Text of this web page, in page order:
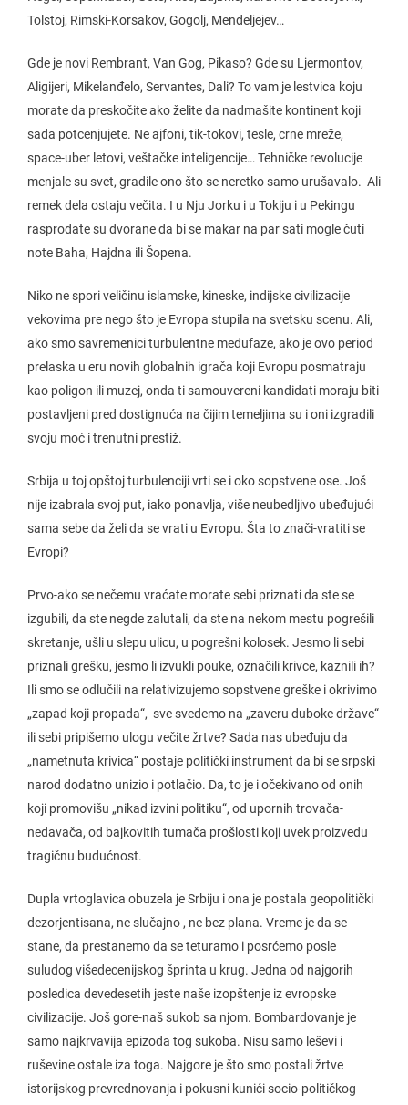
Tolstoj, Rimski-Korsakov, Gogolj, Mendeljejev…
Gde je novi Rembrant, Van Gog, Pikaso? Gde su Ljermontov,
Aligijeri, Mikelanđelo, Servantes, Dali? To vam je lestvica koju
morate da preskočite ako želite da nadmašite kontinent koji
sada potcenjujete. Ne ajfoni, tik-tokovi, tesle, crne mreže,
space-uber letovi, veštačke inteligencije… Tehničke revolucije
menjale su svet, gradile ono što se neretko samo urušavalo. Ali
remek dela ostaju večita. I u Nju Jorku i u Tokiju i u Pekingu
rasprodate su dvorane da bi se makar na par sati mogle čuti
note Baha, Hajdna ili Šopena.
Niko ne spori veličinu islamske, kineske, indijske civilizacije
vekovima pre nego što je Evropa stupila na svetsku scenu. Ali,
ako smo savremenici turbulentne međufaze, ako je ovo period
prelaska u eru novih globalnih igrača koji Evropu posmatraju
kao poligon ili muzej, onda ti samouvereni kandidati moraju biti
postavljeni pred dostignuća na čijim temeljima su i oni izgradili
svoju moć i trenutni prestiž.
Srbija u toj opštoj turbulenciji vrti se i oko sopstvene ose. Još
nije izabrala svoj put, iako ponavlja, više neubedljivo ubeđujući
sama sebe da želi da se vrati u Evropu. Šta to znači-vratiti se
Evropi?
Prvo-ako se nečemu vraćate morate sebi priznati da ste se
izgubili, da ste negde zalutali, da ste na nekom mestu pogrešili
skretanje, ušli u slepu ulicu, u pogrešni kolosek. Jesmo li sebi
priznali grešku, jesmo li izvukli pouke, označili krivce, kaznili ih?
Ili smo se odlučili na relativizujemo sopstvene greške i okrivimo
„zapad koji propada“, sve svedemo na „zaveru duboke države“
ili sebi pripišemo ulogu večite žrtve? Sada nas ubeđuju da
„nametnuta krivica“ postaje politički instrument da bi se srpski
narod dodatno unizio i potlačio. Da, to je i očekivano od onih
koji promovišu „nikad izvini politiku“, od upornih trovača-
nedavača, od bajkovitih tumača prošlosti koji uvek proizvedu
tragičnu budućnost.
Dupla vrtoglavica obuzela je Srbiju i ona je postala geopolitički
dezorjentisana, ne slučajno , ne bez plana. Vreme je da se
stane, da prestanemo da se teturamo i posrćemo posle
suludog višedecenijskog šprinta u krug. Jedna od najgorih
posledica devedesetih jeste naše izopštenje iz evropske
civilizacije. Još gore-naš sukob sa njom. Bombardovanje je
samo najkrvavija epizoda tog sukoba. Nisu samo leševi i
ruševine ostale iza toga. Najgore je što smo postali žrtve
istorijskog prevrednovanja i pokusni kunići socio-političkog